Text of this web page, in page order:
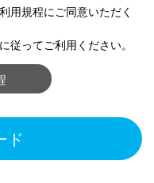
用規程にご同意いただく
従ってご利用ください。
ド